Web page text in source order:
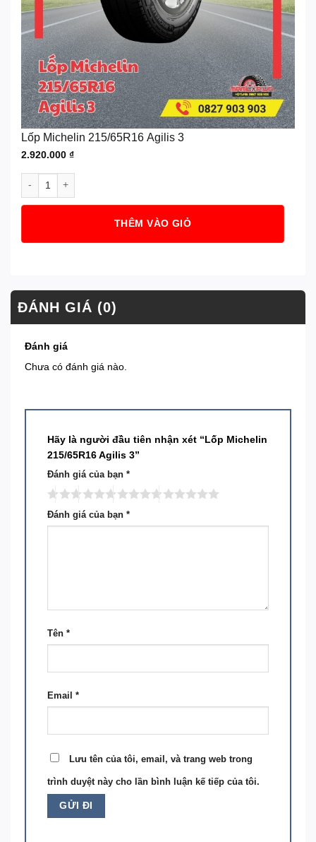
Lốp Michelin 215/65R16 Agilis 3
2.920.000 ₫
THÊM VÀO GIỎ
ĐÁNH GIÁ (0)
Đánh giá
Chưa có đánh giá nào.
Hãy là người đầu tiên nhận xét “Lốp Michelin
215/65R16 Agilis 3”
Đánh giá của bạn *
Đánh giá của bạn *
Tên *
Email *
Lưu tên của tôi, email, và trang web trong
trình duyệt này cho lần bình luận kế tiếp của tôi.